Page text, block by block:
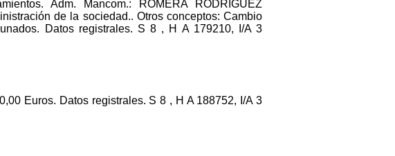
Adm. Mancom.: ROMERA RODRIGUEZ
de la sociedad.. Otros conceptos: Cambio
Datos registrales. S 8 , H A 179210, I/A 3
Euros. Datos registrales. S 8 , H A 188752, I/A 3